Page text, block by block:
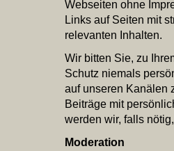
Webseiten ohne
Links auf Seiten mit
relevanten Inhalten.
Wir bitten Sie, zu
Schutz niemals
auf unseren Kanälen
Beiträge mit
werden wir, falls
Moderation